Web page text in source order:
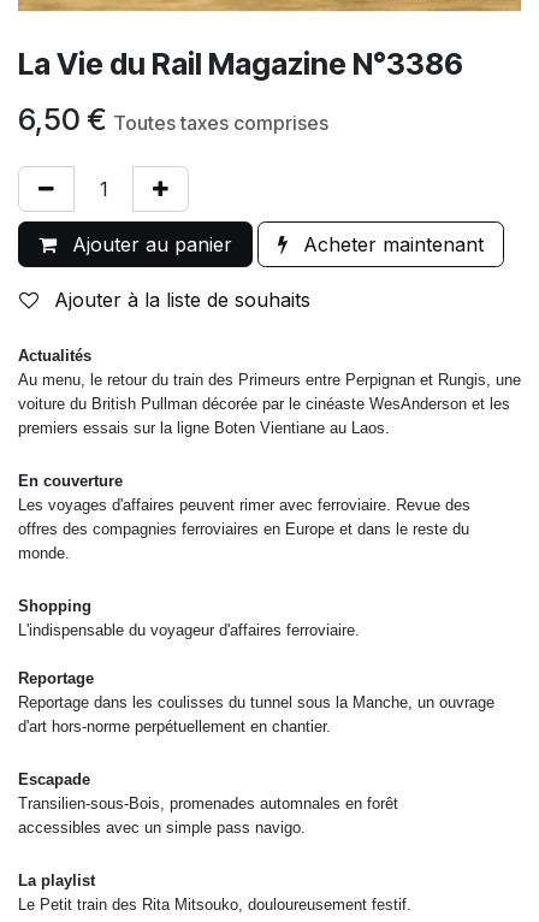
La Vie du Rail Magazine N°3386
6,50 € Toutes taxes comprises
Ajouter au panier Acheter maintenant
Ajouter à la liste de souhaits
Actualités
Au menu, le retour du train des Primeurs entre Perpignan et Rungis, une
voiture du British Pullman décorée par le cinéaste WesAnderson et les
premiers essais sur la ligne Boten Vientiane au Laos.
En couverture
Les voyages d'affaires peuvent rimer avec ferroviaire. Revue des
offres des compagnies ferroviaires en Europe et dans le reste du
monde.
Shopping
L'indispensable du voyageur d'affaires ferroviaire.
Reportage
Reportage dans les coulisses du tunnel sous la Manche, un ouvrage
d'art hors-norme perpétuellement en chantier.
Escapade
Transilien-sous-Bois, promenades automnales en forêt
accessibles avec un simple pass navigo.
La playlist
Le Petit train des Rita Mitsouko, douloureusement festif.